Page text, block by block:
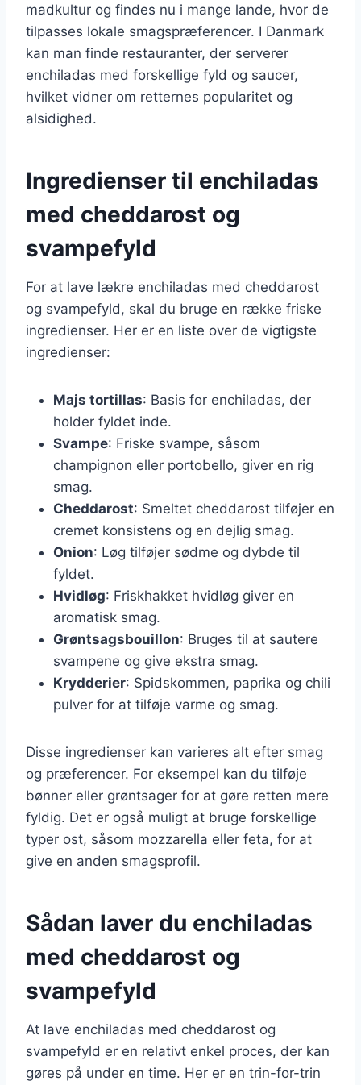
madkultur og findes nu i mange lande, hvor de
tilpasses lokale smagspræferencer. I Danmark
kan man finde restauranter, der serverer
enchiladas med forskellige fyld og saucer,
hvilket vidner om retternes popularitet og
alsidighed.
Ingredienser til enchiladas
med cheddarost og
svampefyld
For at lave lækre enchiladas med cheddarost
og svampefyld, skal du bruge en række friske
ingredienser. Her er en liste over de vigtigste
ingredienser:
Majs tortillas: Basis for enchiladas, der
holder fyldet inde.
Svampe: Friske svampe, såsom
champignon eller portobello, giver en rig
smag.
Cheddarost: Smeltet cheddarost tilføjer en
cremet konsistens og en dejlig smag.
Onion: Løg tilføjer sødme og dybde til
fyldet.
Hvidløg: Friskhakket hvidløg giver en
aromatisk smag.
Grøntsagsbouillon: Bruges til at sautere
svampene og give ekstra smag.
Krydderier: Spidskommen, paprika og chili
pulver for at tilføje varme og smag.
Disse ingredienser kan varieres alt efter smag
og præferencer. For eksempel kan du tilføje
bønner eller grøntsager for at gøre retten mere
fyldig. Det er også muligt at bruge forskellige
typer ost, såsom mozzarella eller feta, for at
give en anden smagsprofil.
Sådan laver du enchiladas
med cheddarost og
svampefyld
At lave enchiladas med cheddarost og
svampefyld er en relativt enkel proces, der kan
gøres på under en time. Her er en trin-for-trin